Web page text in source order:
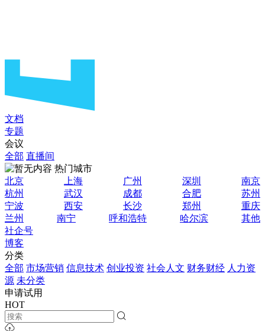
文档
专题
会议
全部 直播间
热门城市
北京
上海 广州 深圳
南京
杭州
武汉 成都 合肥
苏州
宁波
西安 长沙 郑州
重庆
兰州
南宁 呼和浩特 哈尔滨
其他
社企号
博客
分类
全部 市场营销 信息技术 创业投资 社会人文 财务财经 人力资
源 未分类
申请试用
HOT